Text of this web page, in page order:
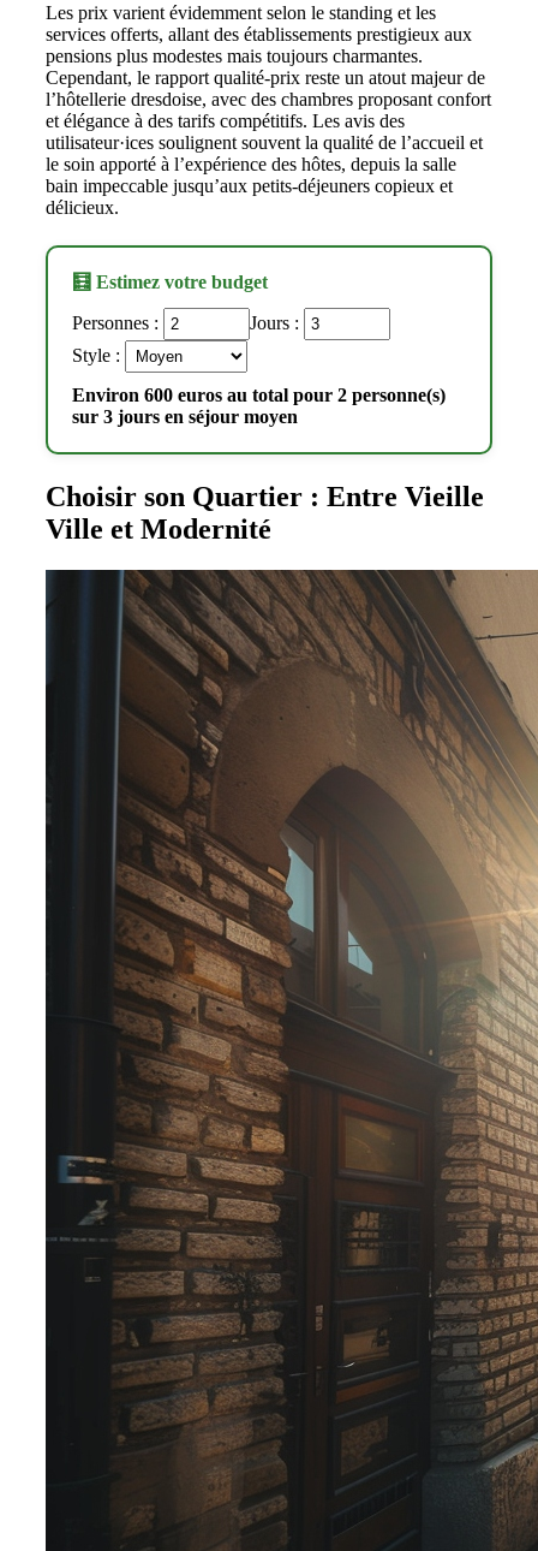
Les prix varient évidemment selon le standing et les
services offerts, allant des établissements prestigieux aux
pensions plus modestes mais toujours charmantes.
Cependant, le rapport qualité-prix reste un atout majeur de
l’hôtellerie dresdoise, avec des chambres proposant confort
et élégance à des tarifs compétitifs. Les avis des
utilisateur·ices soulignent souvent la qualité de l’accueil et
le soin apporté à l’expérience des hôtes, depuis la salle
bain impeccable jusqu’aux petits-déjeuners copieux et
délicieux.
🧮 Estimez votre budget
Personnes :
Jours :
Style :
Environ 600 euros au total pour 2 personne(s)
sur 3 jours en séjour moyen
Choisir son Quartier : Entre Vieille
Ville et Modernité